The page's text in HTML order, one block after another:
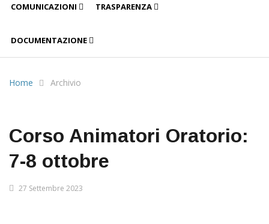
COMUNICAZIONI TRASPARENZA
DOCUMENTAZIONE
Home Archivio
Corso Animatori Oratorio:
7-8 ottobre
27 Settembre 2023